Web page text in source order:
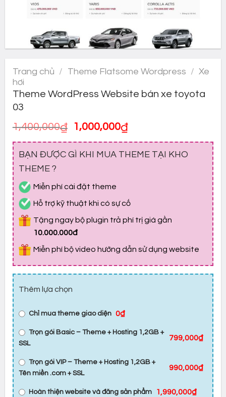
Trang chủ / Theme Flatsome Wordpress / Xe
hơi
Theme WordPress Website bán xe toyota
03
1,400,000₫
Giá
là:
1,400,000₫.
1,000,000₫Giá
là:
BẠN ĐƯỢC GÌ KHI MUA THEME TẠI KHO
THEME ?
Miễn phí cài đặt theme
Hỗ trợ kỹ thuật khi có sự cố
Tặng ngay bộ plugin trả phí trị giá gần
10.000.000đ
Miễn phí bộ video hướng dẫn sử dụng website
Thêm lựa chọn
Chỉ mua theme giao diện 0₫
Trọn gói Basic – Theme + Hosting 1,2GB +
SSL
799,000₫
Trọn gói VIP – Theme + Hosting 1,2GB +
Tên miền .com + SSL
990,000₫
Hoàn thiện website và đăng sản phẩm 1,990,000₫